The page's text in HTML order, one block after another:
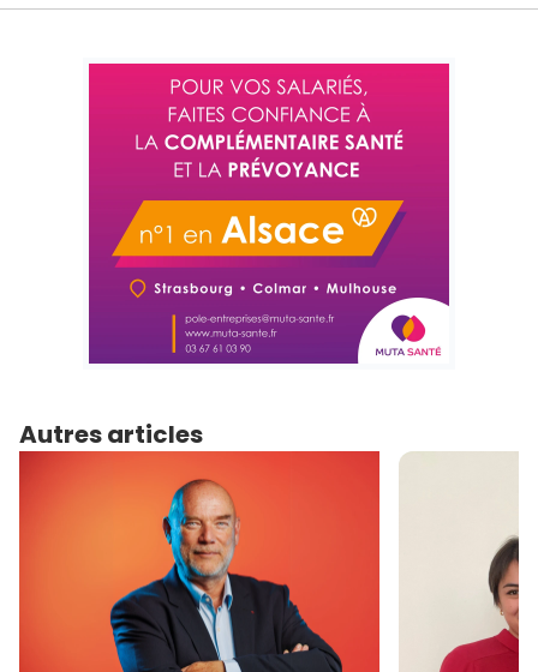
Autres articles